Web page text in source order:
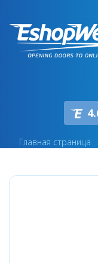
Главная страница